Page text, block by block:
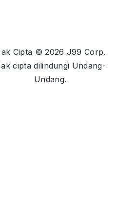
Cipta © 2026 J99 Corp.
cipta dilindungi Undang-
Undang.